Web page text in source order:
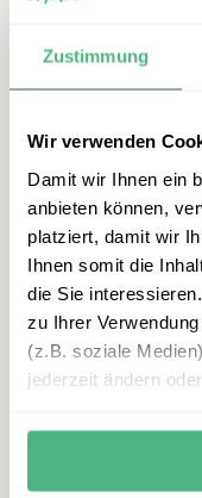
Zustimmung
Wir verwenden
Damit wir Ihnen ein
anbieten können,
platziert, damit wir
Ihnen somit die
die Sie
zu Ihrer
(z.B. soziale
jederzeit ändern